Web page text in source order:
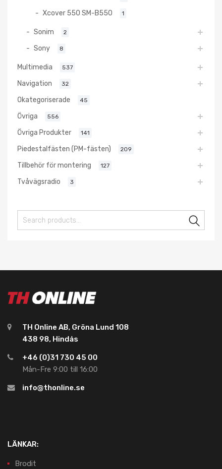
Xcover 550 SM-B550 1
Sonim 2
Sony 8
Multimedia 537
Navigation 32
Okategoriserade 45
Övriga 556
Övriga Produkter 141
Piedestalfästen (PM-fästen) 209
Tillbehör för montering 127
Tvåvägsradio 3
TH Online AB, Gröna Lund 108
438 98, Hindås
+46 (0)31 730 45 00
Mån-Fre 9:00 till 16:00
info@thonline.se
LÄNKAR:
Brodit